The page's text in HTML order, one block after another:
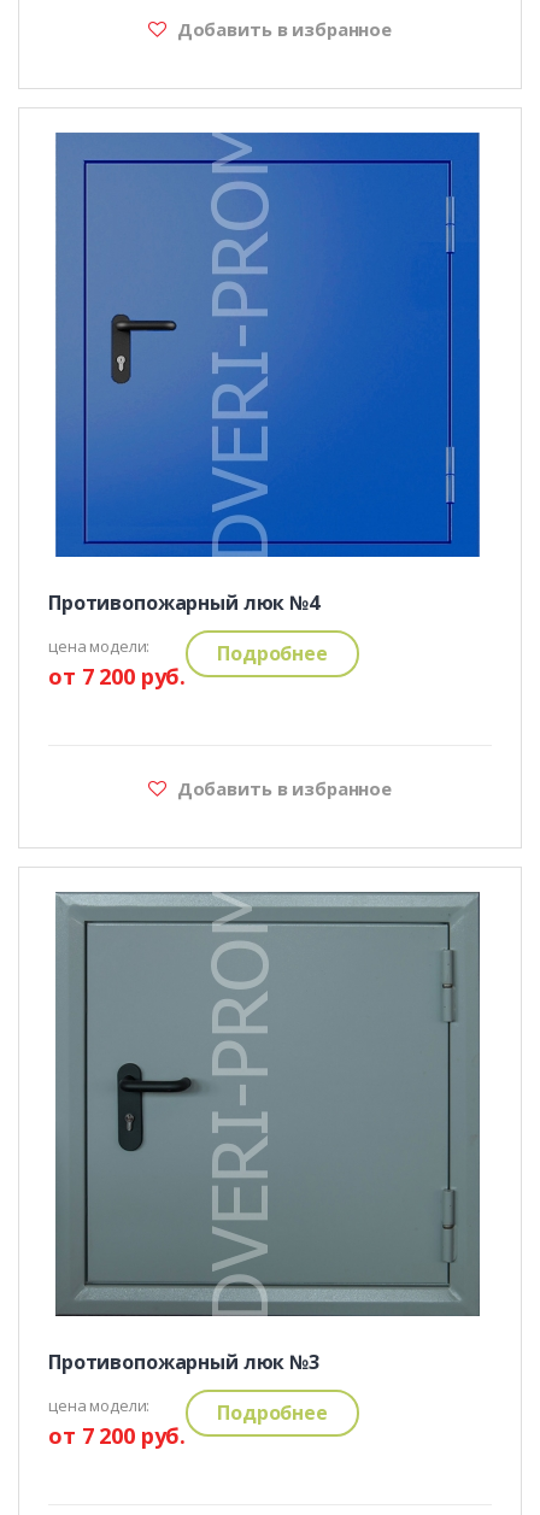
Добавить в избранное
Противопожарный люк №4
цена модели:
от 7 200 руб.
Подробнее
Добавить в избранное
Противопожарный люк №3
цена модели:
от 7 200 руб.
Подробнее